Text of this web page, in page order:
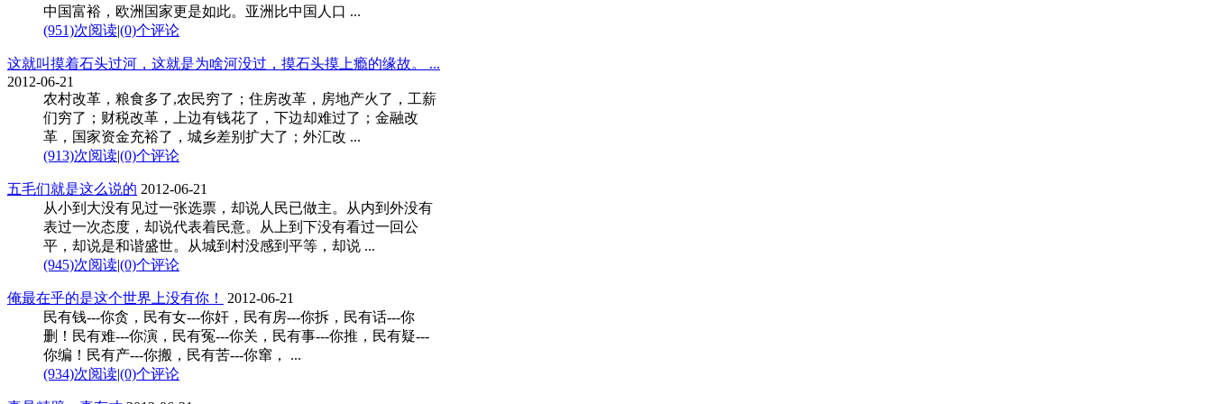
中国富裕，欧洲国家更是如此。亚洲比中国人口 ...
(951)次阅读|(0)个评论
这就叫摸着石头过河，这就是为啥河没过，摸石头摸上瘾的缘故。 ...
2012-06-21
农村改革，粮食多了,农民穷了；住房改革，房地产火了，工薪
们穷了；财税改革，上边有钱花了，下边却难过了；金融改
革，国家资金充裕了，城乡差别扩大了；外汇改 ...
(913)次阅读|(0)个评论
五毛们就是这么说的 2012-06-21
从小到大没有见过一张选票，却说人民已做主。从内到外没有
表过一次态度，却说代表着民意。从上到下没有看过一回公
平，却说是和谐盛世。从城到村没感到平等，却说 ...
(945)次阅读|(0)个评论
俺最在乎的是这个世界上没有你！
2012-06-21
民有钱---你贪，民有女---你奸，民有房---你拆，民有话---你
删！民有难---你演，民有冤---你关，民有事---你推，民有疑---
你编！民有产---你搬，民有苦---你窜， ...
(934)次阅读|(0)个评论